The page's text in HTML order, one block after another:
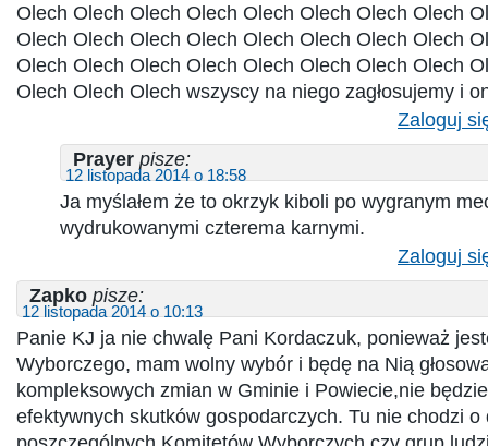
Olech Olech Olech Olech Olech Olech Olech Olech
Olech Olech Olech Olech Olech Olech Olech Olech
Olech Olech Olech Olech Olech Olech Olech Olech
Olech Olech Olech wszyscy na niego zagłosujemy i
Zaloguj
Prayer pisze:
12 listopada 2014 o 18:58
Ja myślałem że to okrzyk kiboli po wygranym
wydrukowanymi czterema karnymi.
Zaloguj
Zapko pisze:
12 listopada 2014 o 10:13
Panie KJ ja nie chwalę Pani Kordaczuk, ponieważ
Wyborczego, mam wolny wybór i będę na Nią
kompleksowych zmian w Gminie i Powiecie,nie
efektywnych skutków gospodarczych. Tu nie chodzi o